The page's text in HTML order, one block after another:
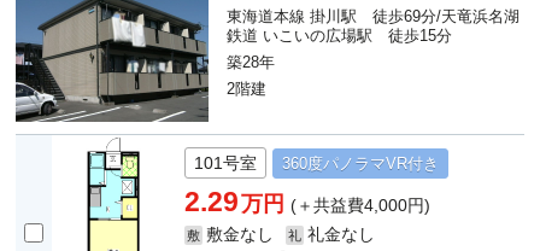
東海道本線 掛川駅 徒歩69分/天竜浜名湖
鉄道 いこいの広場駅 徒歩15分
築28年
2階建
101号室 360度パノラマVR付き
2.29万円(＋共益費4,000円)
敷 敷金なし 礼 礼金なし